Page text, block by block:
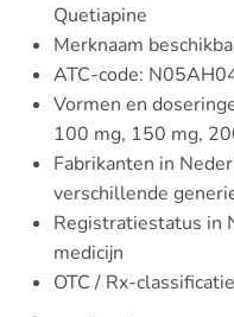
Quetiapine
Merknaam
ATC-code:
Vormen en
100 mg, 150 mg,
Fabrikanten in
verschillende
Registratiestatus in
medicijn
OTC / Rx-